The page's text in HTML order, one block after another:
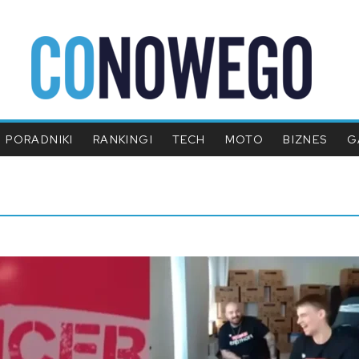
PORADNIKI RANKINGI TECH MOTO BIZNES